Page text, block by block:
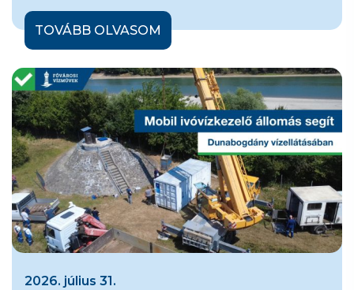
TOVÁBB OLVASOM
2026. július 31.